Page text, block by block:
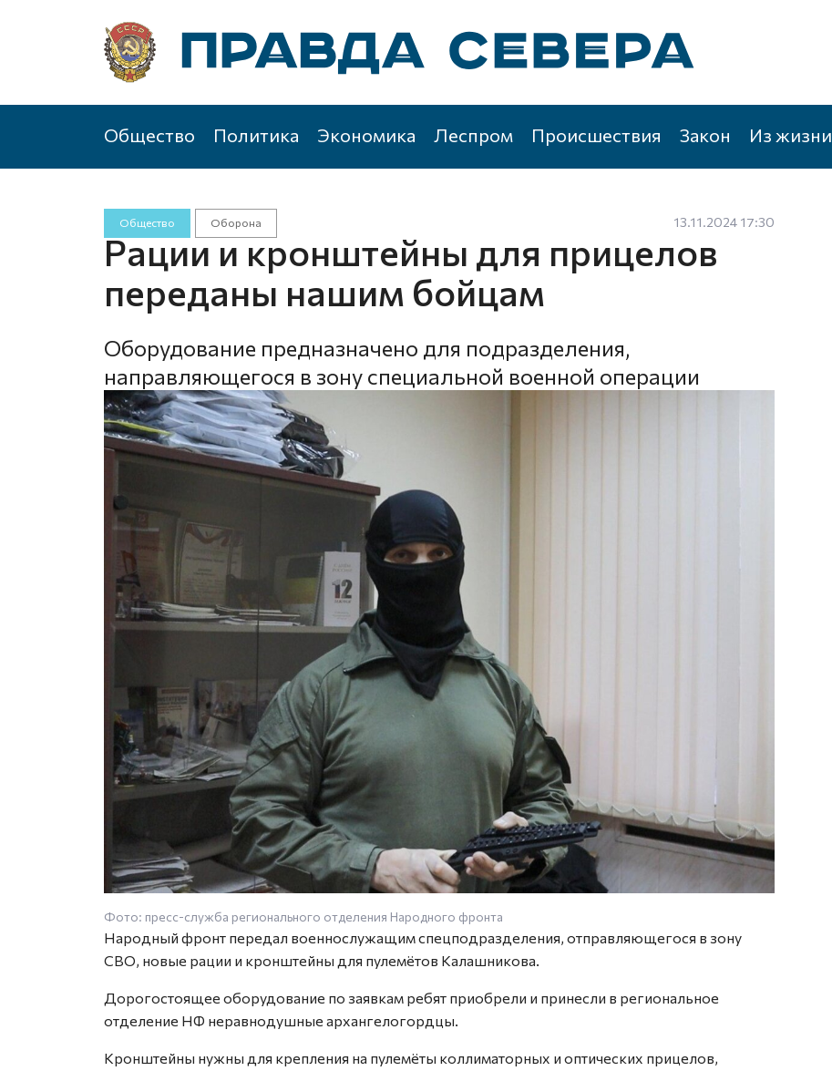
Общество Политика Экономика Леспром Происшествия Закон Из жизни
Общество Оборона 13.11.2024 17:30
Рации и кронштейны для прицелов
переданы нашим бойцам
Оборудование предназначено для подразделения,
направляющегося в зону специальной военной операции
Фото: пресс-служба регионального отделения Народного фронта
Народный фронт передал военнослужащим спецподразделения, отправляющегося в зону
СВО, новые рации и кронштейны для пулемётов Калашникова.
Дорогостоящее оборудование по заявкам ребят приобрели и принесли в региональное
отделение НФ неравнодушные архангелогордцы.
Кронштейны нужны для крепления на пулемёты коллиматорных и оптических прицелов,